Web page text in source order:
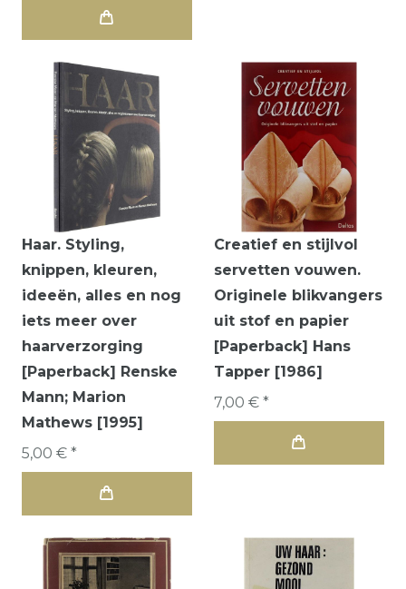
Haar. Styling,
knippen, kleuren,
ideeën, alles en nog
iets meer over
haarverzorging
[Paperback] Renske
Mann; Marion
Mathews [1995]
5,00 € *
Creatief en stijlvol
servetten vouwen.
Originele blikvangers
uit stof en papier
[Paperback] Hans
Tapper [1986]
7,00 € *